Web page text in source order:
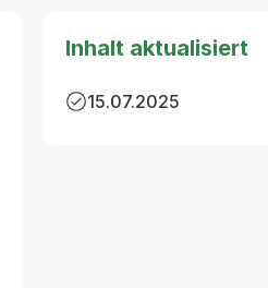
Tab oder Fenster geöffnet
Inhalt aktualisiert
15.07.2025